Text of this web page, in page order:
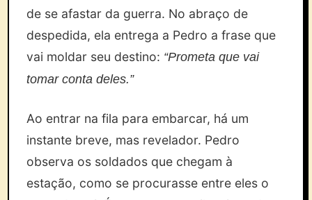
de se afastar da guerra. No abraço de
despedida, ela entrega a Pedro a frase que
vai moldar seu destino: “Prometa que vai
tomar conta deles.”
Ao entrar na fila para embarcar, há um
instante breve, mas revelador. Pedro
observa os soldados que chegam à
estação, como se procurasse entre eles o